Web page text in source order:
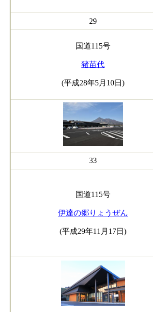
29
国道115号
猪苗代
(平成28年5月10日)
33
国道115号
伊達の郷りょうぜん
(平成29年11月17日)